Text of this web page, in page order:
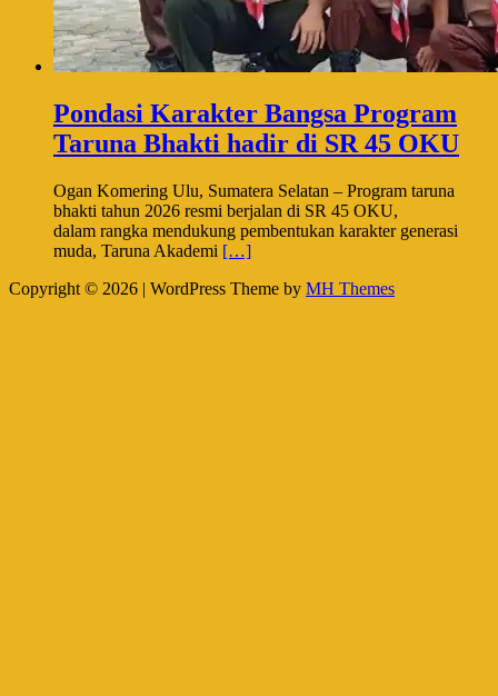
Pondasi Karakter Bangsa Program
Taruna Bhakti hadir di SR 45 OKU
Ogan Komering Ulu, Sumatera Selatan – Program taruna
bhakti tahun 2026 resmi berjalan di SR 45 OKU,
dalam rangka mendukung pembentukan karakter generasi
muda, Taruna Akademi […]
Copyright © 2026 | WordPress Theme by MH Themes